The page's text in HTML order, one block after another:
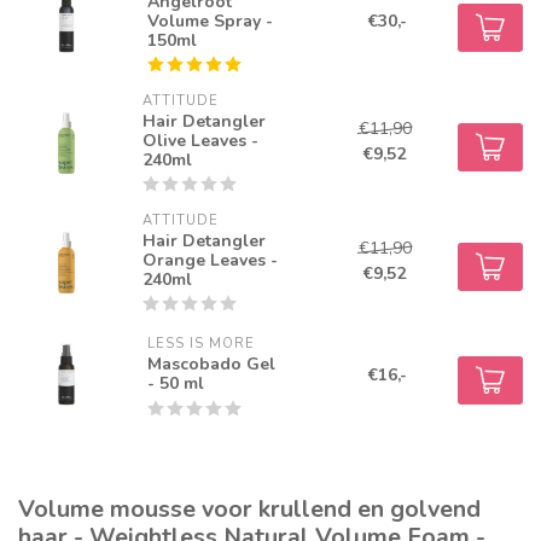
Volume Spray -
150ml
€30,-
ATTITUDE
Hair Detangler
Olive Leaves -
240ml
€11,90
€9,52
ATTITUDE
Hair Detangler
Orange Leaves -
240ml
€11,90
€9,52
LESS IS MORE
Mascobado Gel
- 50 ml
€16,-
Volume mousse voor krullend en golvend